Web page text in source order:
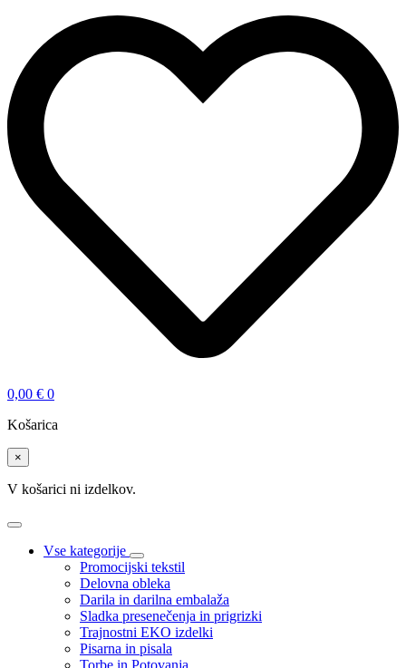
0,00 € 0
Košarica
×
V košarici ni izdelkov.
Vse kategorije
Promocijski tekstil
Delovna obleka
Darila in darilna embalaža
Sladka presenečenja in prigrizki
Trajnostni EKO izdelki
Pisarna in pisala